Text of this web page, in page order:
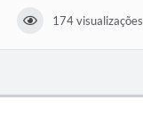
174 visualizações